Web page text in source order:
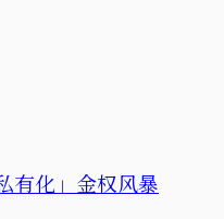
有化」金权风暴